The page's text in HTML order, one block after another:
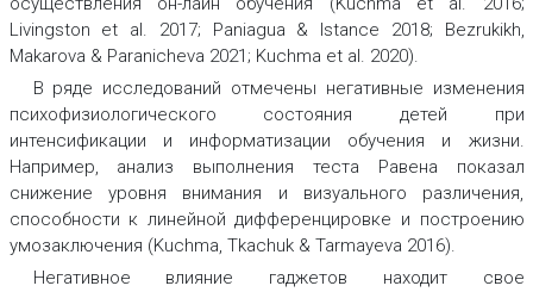
Livingston et al. 2017; Paniagua & Istance 2018; Bezrukikh,
Makarova & Paranicheva 2021; Kuchma et al. 2020).
В ряде исследований отмечены негативные изменения
психофизиологического состояния детей при
интенсификации и информатизации обучения и жизни.
Например, анализ выполнения теста Равена показал
снижение уровня внимания и визуального различения,
способности к линейной дифференцировке и построению
умозаключения (Kuchma, Tkachuk & Tarmayeva 2016).
Негативное влияние гаджетов находит свое